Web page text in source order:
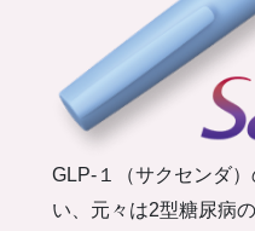
GLP-１（サクセンダ
い、元々は2型糖尿病